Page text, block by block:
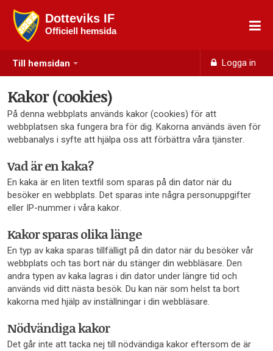
Till hemsidan Logga in
Dotteviks IF
Officiell hemsida
Kakor (cookies)
På denna webbplats används kakor (cookies) för att
webbplatsen ska fungera bra för dig. Kakorna används även för
webbanalys i syfte att hjälpa oss att förbättra våra tjänster.
Vad är en kaka?
En kaka är en liten textfil som sparas på din dator när du
besöker en webbplats. Det sparas inte några personuppgifter
eller IP-nummer i våra kakor.
Kakor sparas olika länge
En typ av kaka sparas tillfälligt på din dator när du besöker vår
webbplats och tas bort när du stänger din webbläsare. Den
andra typen av kaka lagras i din dator under längre tid och
används vid ditt nästa besök. Du kan när som helst ta bort
kakorna med hjälp av inställningar i din webbläsare.
Nödvändiga kakor
Det går inte att tacka nej till nödvändiga kakor eftersom de är